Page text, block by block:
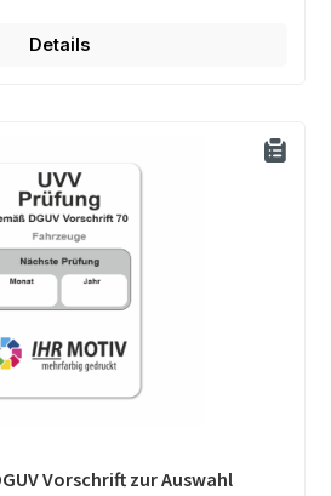
Details
von 0 von 5 Sternen
Vorschrift zur Auswahl